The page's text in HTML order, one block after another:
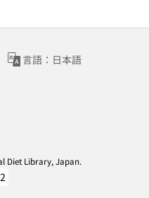
言語：日本語
Diet Library, Japan.